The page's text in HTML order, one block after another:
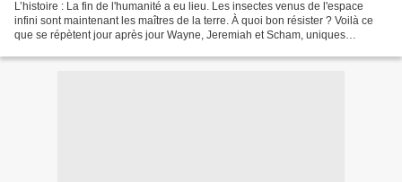
L’histoire : La fin de l'humanité a eu lieu. Les insectes venus de l'espace
infini sont maintenant les maîtres de la terre. À quoi bon résister ? Voilà ce
que se répètent jour après jour Wayne, Jeremiah et Scham, uniques